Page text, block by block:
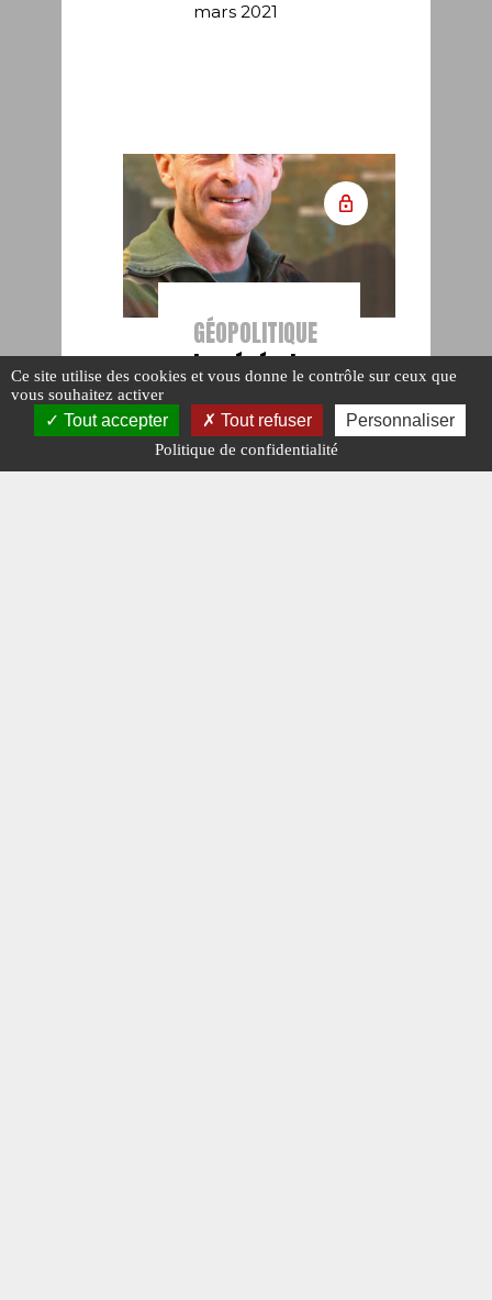
mars 2021
GÉOPOLITIQUE
Le général
Gomart
promu MGAT
#N°404.#OPEX.
Publié le : 29
Ce site utilise des cookies et vous donne le contrôle sur ceux que
vous souhaitez activer
Tout accepter Tout refuser Personnaliser
Politique de confidentialité